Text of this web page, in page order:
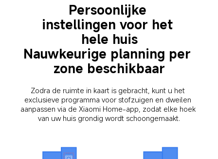
Persoonlijke
instellingen voor het
hele huis
Nauwkeurige planning per
zone beschikbaar
Zodra de ruimte in kaart is gebracht, kunt u het
exclusieve programma voor stofzuigen en dweilen
aanpassen via de Xiaomi Home-app, zodat elke hoek
van uw huis grondig wordt schoongemaakt.